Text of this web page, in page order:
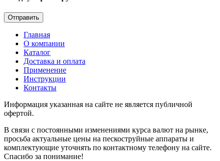
Главная
О компании
Каталог
Доставка и оплата
Применение
Инструкции
Контакты
Информация указанная на сайте не является публичной
офертой.
В связи с постоянными изменениями курса валют на рынке,
просьба актуальные цены на пескоструйные аппараты и
комплектующие уточнять по контактному телефону на сайте.
Спасибо за понимание!